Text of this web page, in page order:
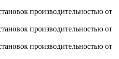
производительностью от
производительностью от
производительностью от